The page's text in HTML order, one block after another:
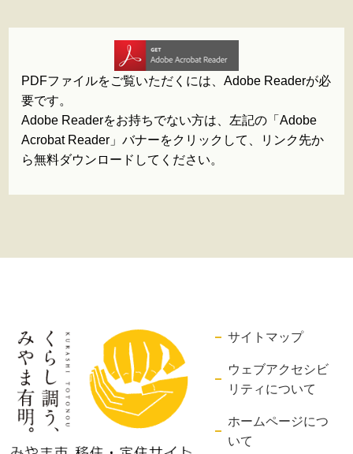
PDFファイルをご覧いただくには、Adobe Readerが必
要です。
Adobe Readerをお持ちでない方は、左記の「Adobe
Acrobat Reader」バナーをクリックして、リンク先か
ら無料ダウンロードしてください。
サイトマップ
ウェブアクセシビ
リティについて
ホームページにつ
いて